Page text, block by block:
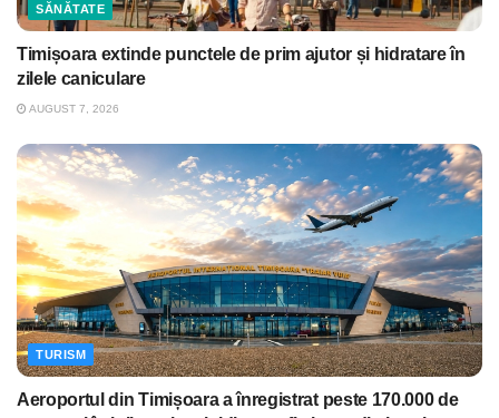
SĂNĂTATE
Timișoara extinde punctele de prim ajutor și hidratare în
zilele caniculare
AUGUST 7, 2026
TURISM
Aeroportul din Timișoara a înregistrat peste 170.000 de